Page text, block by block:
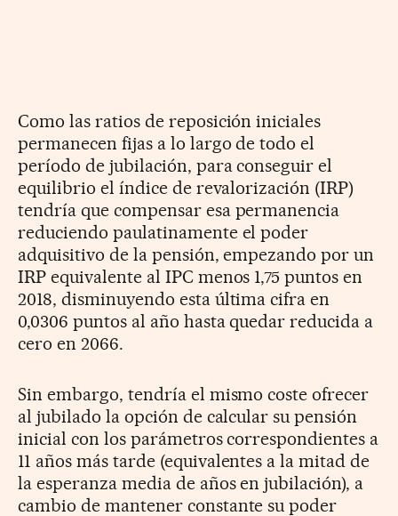
Como las ratios de reposición iniciales
permanecen fijas a lo largo de todo el
período de jubilación, para conseguir el
equilibrio el índice de revalorización (IRP)
tendría que compensar esa permanencia
reduciendo paulatinamente el poder
adquisitivo de la pensión, empezando por un
IRP equivalente al IPC menos 1,75 puntos en
2018, disminuyendo esta última cifra en
0,0306 puntos al año hasta quedar reducida a
cero en 2066.
Sin embargo, tendría el mismo coste ofrecer
al jubilado la opción de calcular su pensión
inicial con los parámetros correspondientes a
11 años más tarde (equivalentes a la mitad de
la esperanza media de años en jubilación), a
cambio de mantener constante su poder